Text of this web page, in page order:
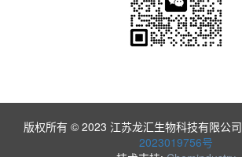
版权所有 © 2023 江苏龙汇生物科技有限公司
2023019756号